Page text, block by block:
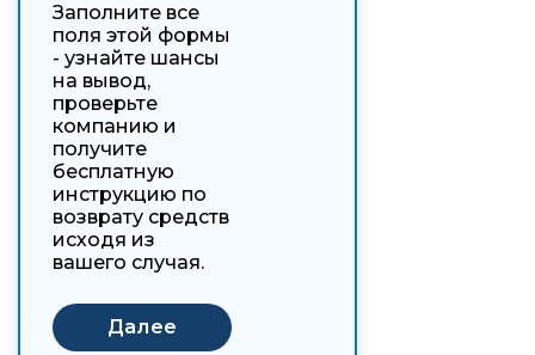
Заполните все
поля этой формы
- узнайте шансы
на вывод,
проверьте
компанию и
получите
бесплатную
инструкцию по
возврату средств
исходя из
вашего случая.